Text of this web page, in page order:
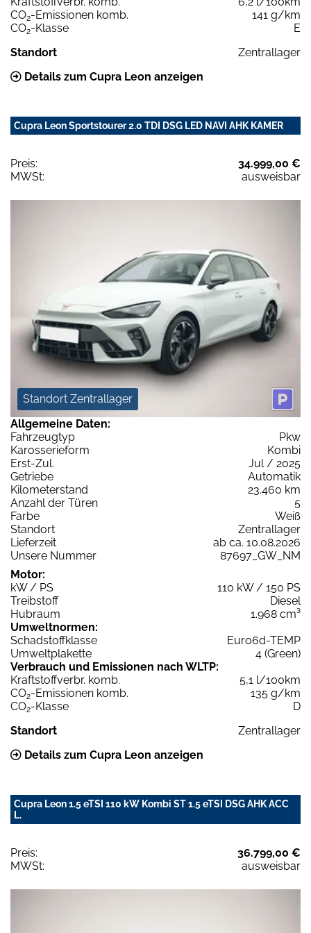
CO2-Emissionen komb.
141 g/km
CO2-Klasse
E
Standort
Zentrallager
Details zum Cupra Leon anzeigen
Cupra Leon Sportstourer 2.0 TDI DSG LED NAVI AHK KAMER
Preis:
34.999,00 €
MWSt:
ausweisbar
Standort Zentrallager
Allgemeine Daten:
Fahrzeugtyp
Pkw
Karosserieform
Kombi
Erst-Zul.
Jul / 2025
Getriebe
Automatik
Kilometerstand
23.460 km
Anzahl der Türen
5
Farbe
Weiß
Standort
Zentrallager
Lieferzeit
ab ca. 10.08.2026
Unsere Nummer
87697_GW_NM
Motor:
kW / PS
110 kW / 150 PS
Treibstoff
Diesel
Hubraum
1.968 cm³
Umweltnormen:
Schadstoffklasse
Euro6d-TEMP
Umweltplakette
4 (Green)
Verbrauch und Emissionen nach WLTP:
Kraftstoffverbr. komb.
5,1 l/100km
CO2-Emissionen komb.
135 g/km
CO2-Klasse
D
Standort
Zentrallager
Details zum Cupra Leon anzeigen
Cupra Leon 1.5 eTSI 110 kW Kombi ST 1.5 eTSI DSG AHK ACC
L.
Preis:
36.799,00 €
MWSt:
ausweisbar